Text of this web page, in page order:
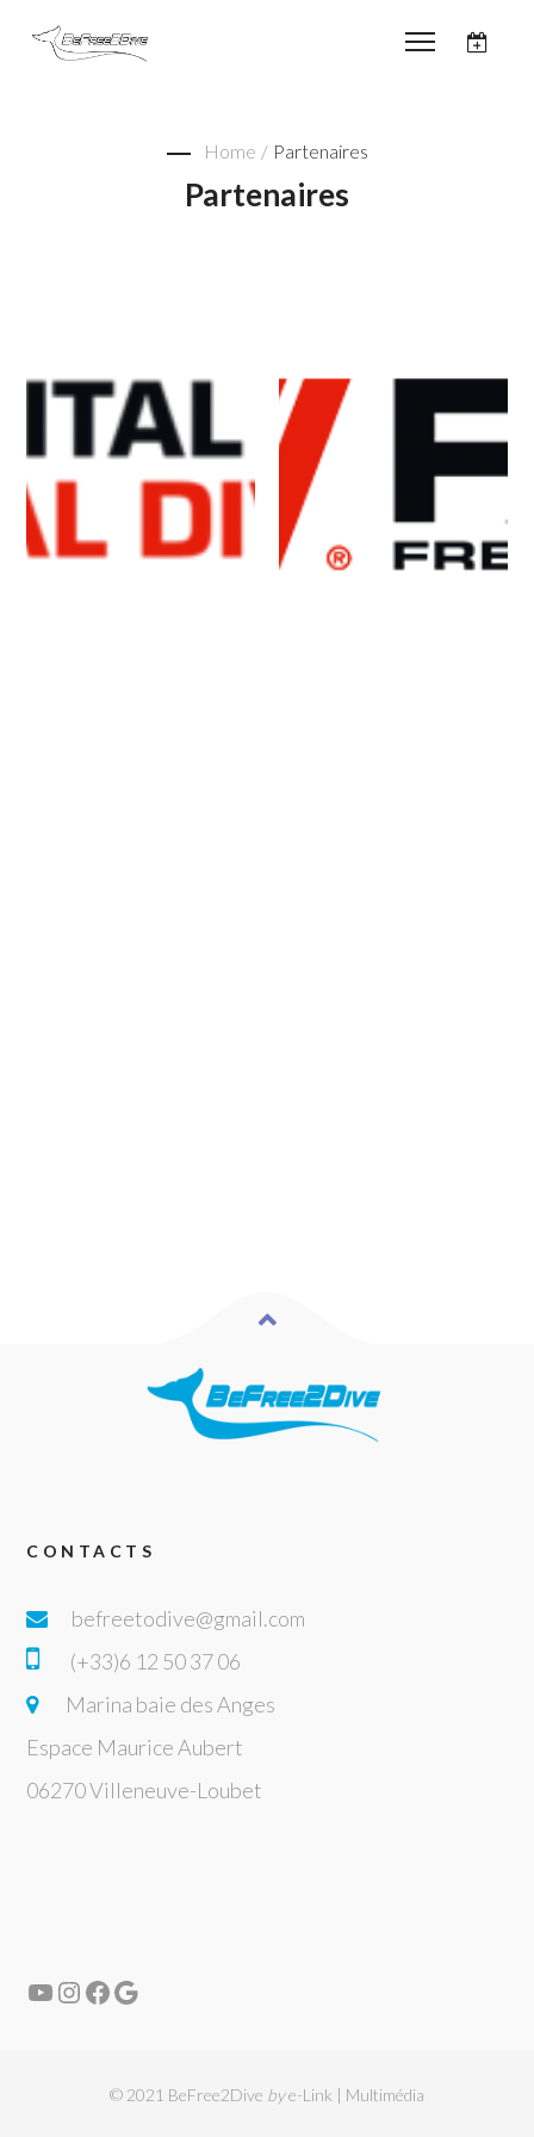
Home / Partenaires
Partenaires
CONTACTS
befreetodive@gmail.com
(+33)6 12 50 37 06
Marina baie des Anges
Espace Maurice Aubert
06270 Villeneuve-Loubet
© 2021 BeFree2Dive bye-Link | Multimédia